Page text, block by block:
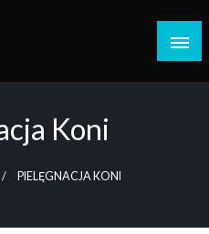
Koni
PIELĘGNACJA KONI